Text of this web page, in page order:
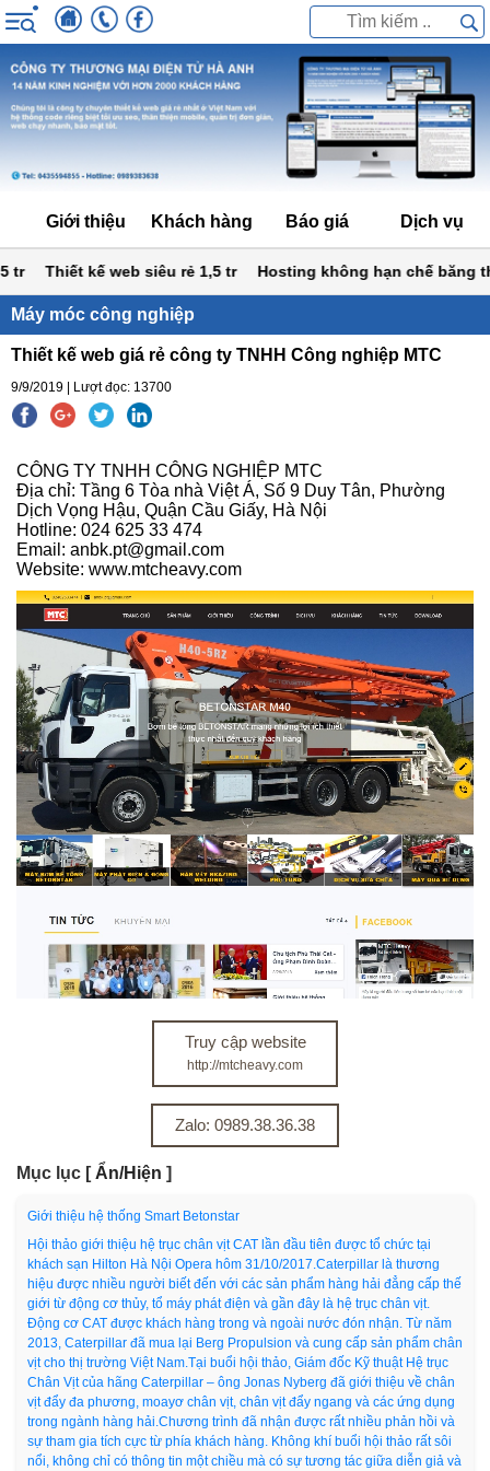
Giới thiệu Khách hàng Báo giá Dịch vụ
Thiết kế web siêu rẻ 1,5 tr Hosting không hạn chế băng
Máy móc công nghiệp
Thiết kế web giá rẻ công ty TNHH Công nghiệp MTC
9/9/2019 | Lượt đọc: 13700
CÔNG TY TNHH CÔNG NGHIỆP MTC
Địa chỉ: Tầng 6 Tòa nhà Việt Á, Số 9 Duy Tân, Phường
Dịch Vọng Hậu, Quận Cầu Giấy, Hà Nội
Hotline: 024 625 33 474
Email: anbk.pt@gmail.com
Website: www.mtcheavy.com
Truy cập website
http://mtcheavy.com
Zalo: 0989.38.36.38
Mục lục [ Ẩn/Hiện ]
Giới thiệu hệ thống Smart Betonstar
Hội thảo giới thiệu hệ trục chân vịt CAT lần đầu tiên được tổ chức tại
khách sạn Hilton Hà Nội Opera hôm 31/10/2017.Caterpillar là thương
hiệu được nhiều người biết đến với các sản phẩm hàng hải đẳng cấp thế
giới từ động cơ thủy, tổ máy phát điện và gần đây là hệ trục chân vịt.
Động cơ CAT được khách hàng trong và ngoài nước đón nhận. Từ năm
2013, Caterpillar đã mua lại Berg Propulsion và cung cấp sản phẩm chân
vịt cho thị trường Việt Nam.Tại buổi hội thảo, Giám đốc Kỹ thuật Hệ trục
Chân Vịt của hãng Caterpillar – ông Jonas Nyberg đã giới thiệu về chân
vịt đẩy đa phương, moayơ chân vịt, chân vịt đẩy ngang và các ứng dụng
trong ngành hàng hải.Chương trình đã nhận được rất nhiều phản hồi và
sự tham gia tích cực từ phía khách hàng. Không khí buổi hội thảo rất sôi
nổi, không chỉ có thông tin một chiều mà có sự tương tác giữa diễn giả và